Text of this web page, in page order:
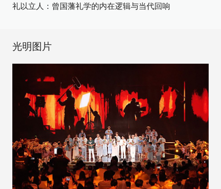
礼以立人：曾国藩礼学的内在逻辑与当代回响
光明图片